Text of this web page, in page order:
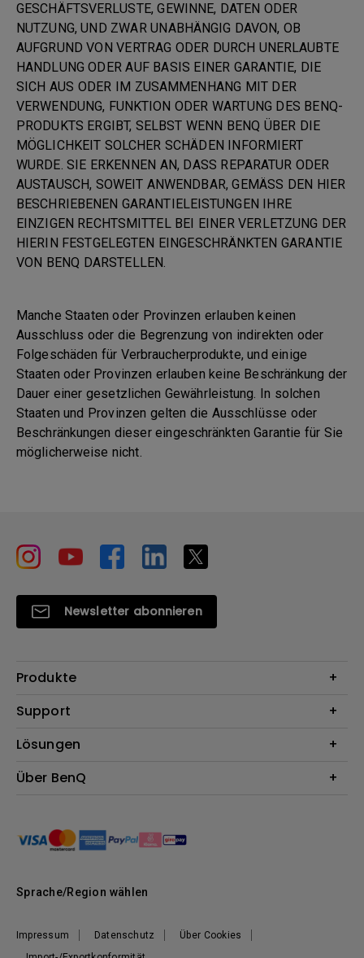
GESCHÄFTSVERLUSTE, GEWINNE, DATEN ODER
NUTZUNG, UND ZWAR UNABHÄNGIG DAVON, OB
AUFGRUND VON VERTRAG ODER DURCH UNERLAUBTE
HANDLUNG ODER AUF BASIS EINER GARANTIE, DIE
SICH AUS ODER IM ZUSAMMENHANG MIT DER
VERWENDUNG, FUNKTION ODER WARTUNG DES BENQ-
PRODUKTS ERGIBT, SELBST WENN BENQ ÜBER DIE
MÖGLICHKEIT SOLCHER SCHÄDEN INFORMIERT
WURDE. SIE ERKENNEN AN, DASS REPARATUR ODER
AUSTAUSCH, SOWEIT ANWENDBAR, GEMÄSS DEN HIER
BESCHRIEBENEN GARANTIELEISTUNGEN IHRE
EINZIGEN RECHTSMITTEL BEI EINER VERLETZUNG DER
HIERIN FESTGELEGTEN EINGESCHRÄNKTEN GARANTIE
VON BENQ DARSTELLEN.
Manche Staaten oder Provinzen erlauben keinen
Ausschluss oder die Begrenzung von indirekten oder
Folgeschäden für Verbraucherprodukte, und einige
Staaten oder Provinzen erlauben keine Beschränkung der
Dauer einer gesetzlichen Gewährleistung. In solchen
Staaten und Provinzen gelten die Ausschlüsse oder
Beschränkungen dieser eingeschränkten Garantie für Sie
möglicherweise nicht.
Newsletter abonnieren
Produkte
Beamer
Lampen
Webcams
Support
Kontakt
Reparaturservice
Onlineshop FAQ
BenQ Blog
Lösungen
Für Unternehmen
Über BenQ
Nachhaltigkeit
News
Impressum Datenschutz
Über Cookies
Sprache/Region wählen